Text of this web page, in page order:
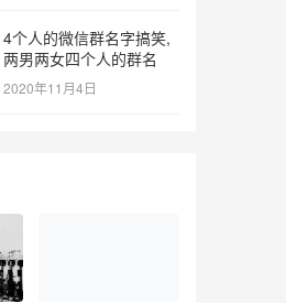
4个人的微信群名字搞笑,
两男两女四个人的群名
2020年11月4日